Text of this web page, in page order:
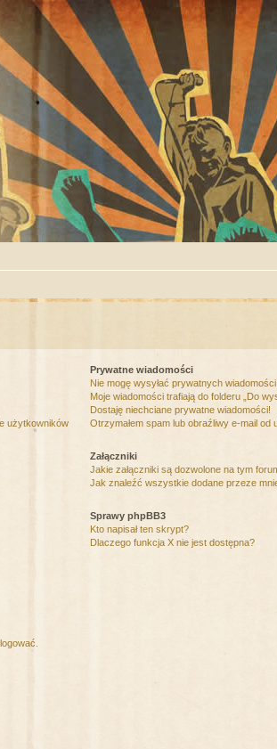
użytkowników
Prywatne wiadomości
Nie mogę wysyłać prywatnych wiadomości!
Moje wiadomości trafiają do folderu „Do
Dostaję niechciane prywatne wiadomości!
Otrzymałem spam lub obraźliwy e-mail od
Załączniki
Jakie załączniki są dozwolone na tym
Jak znaleźć wszystkie dodane przeze
Sprawy phpBB3
Kto napisał ten skrypt?
Dlaczego funkcja X nie jest dostępna?